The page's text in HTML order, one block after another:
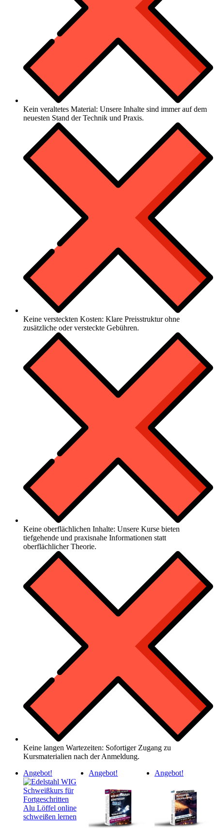
Kein veraltetes Material: Unsere Inhalte sind immer auf dem
neuesten Stand der Technik und Praxis.
Keine versteckten Kosten: Klare Preisstruktur ohne
zusätzliche oder versteckte Gebühren.
Keine oberflächlichen Inhalte: Unsere Kurse bieten
tiefgehende und praxisnahe Informationen statt
oberflächlicher Theorie.
Keine langen Wartezeiten: Sofortiger Zugang zu
Kursmaterialien nach der Anmeldung.
Angebot!
Angebot! Angebot!